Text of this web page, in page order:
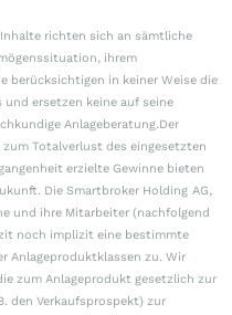
richten sich an sämtliche
ihrem
berücksichtigen in keiner Weise die
ersetzen keine auf seine
Anlageberatung.Der
Totalverlust des eingesetzten
erzielte Gewinne bieten
Die Smartbroker Holding AG,
und ihre Mitarbeiter (nachfolgend
noch implizit eine bestimmte
Anlageproduktklassen zu. Wir
zum Anlageprodukt gesetzlich zur
den Verkaufsprospekt) zur